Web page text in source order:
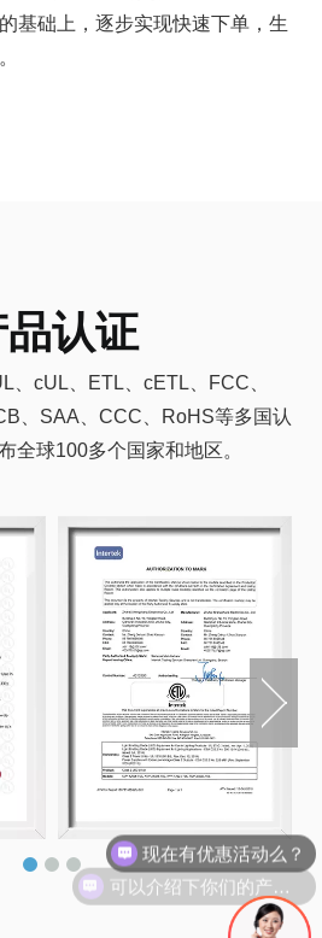
基础上，逐步实现快速下单，生
品认证
、cUL、ETL、cETL、FCC、
、SAA、CCC、RoHS等多国认
全球100多个国家和地区。
可以介绍下你们的产品么？